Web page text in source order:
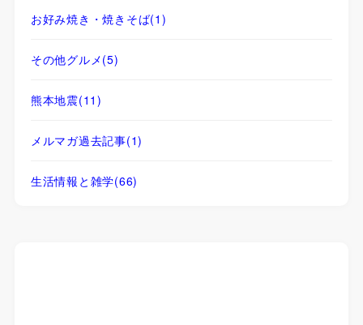
お好み焼き・焼きそば(1)
その他グルメ(5)
熊本地震(11)
メルマガ過去記事(1)
生活情報と雑学(66)